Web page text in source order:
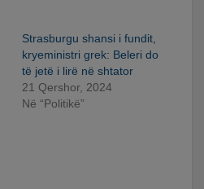
Strasburgu shansi i fundit,
kryeministri grek: Beleri do
të jetë i lirë në shtator
21 Qershor, 2024
Në “Politikë”